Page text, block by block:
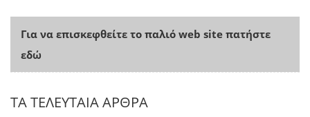
Για να επισκεφθείτε το παλιό web site πατήστε
εδώ
ΤΑ ΤΕΛΕΥΤΑΙΑ ΑΡΘΡΑ